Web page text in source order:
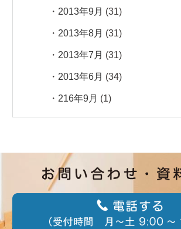
2013年9月 (31)
2013年8月 (31)
2013年7月 (31)
2013年6月 (34)
216年9月 (1)